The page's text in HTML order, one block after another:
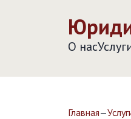
О нас
Главная—